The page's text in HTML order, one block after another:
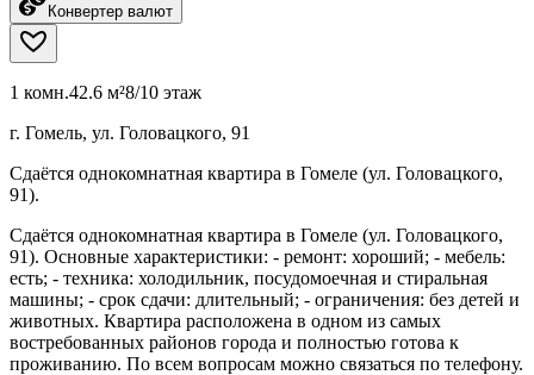
Конвертер валют
1 комн.42.6 м²8/10 этаж
г. Гомель, ул. Головацкого, 91
Сдаётся однокомнатная квартира в Гомеле (ул. Головацкого,
91).
Сдаётся однокомнатная квартира в Гомеле (ул. Головацкого,
91). Основные характеристики: - ремонт: хороший; - мебель:
есть; - техника: холодильник, посудомоечная и стиральная
машины; - срок сдачи: длительный; - ограничения: без детей и
животных. Квартира расположена в одном из самых
востребованных районов города и полностью готова к
проживанию. По всем вопросам можно связаться по телефону.